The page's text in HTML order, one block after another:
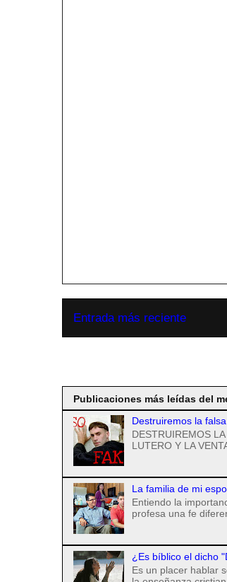
Entrada más reciente
Publicaciones más leídas del
Destruiremos la
DESTRUIREMOS
LUTERO Y LA
La familia de mi
Entiendo la
profesa una fe
¿Es bíblico el dicho
Es un placer hablar